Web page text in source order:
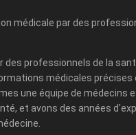
médicale par des
des professionnels de la
médicales précises
une équipe de médecins
et avons des années